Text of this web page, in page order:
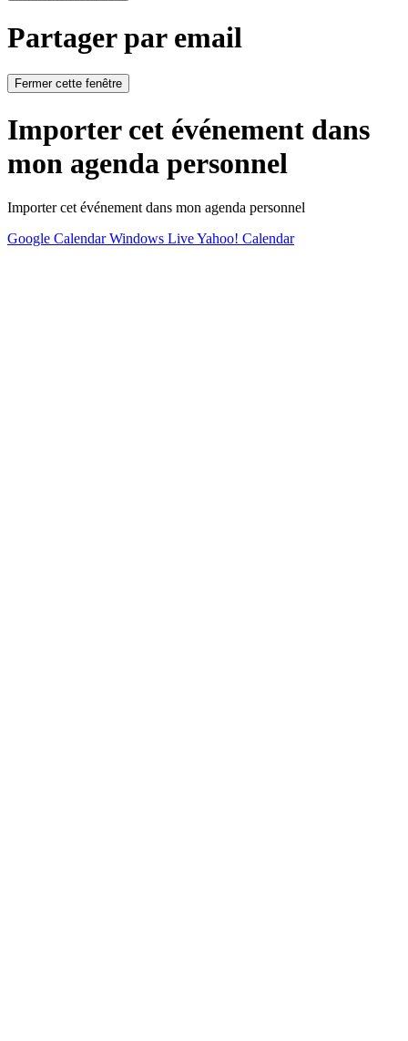
Partager par email
Fermer cette fenêtre
Importer cet événement dans
mon agenda personnel
Importer cet événement dans mon agenda personnel
Google CalendarWindows LiveYahoo! Calendar